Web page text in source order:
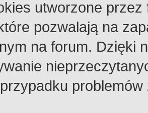
utworzone
pozwalają na
na forum. Dzięki